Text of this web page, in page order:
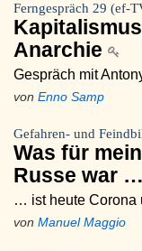
Ferngespräch 29 (ef-
Anarchie
Gespräch mit
von Enno Samp
Gefahren- und
Was für
Russe war …
… ist heute Corona
von Manuel Maggio